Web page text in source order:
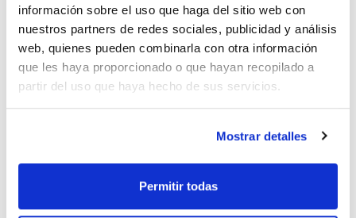
información sobre el uso que haga del sitio web con
nuestros partners de redes sociales, publicidad y análisis
web, quienes pueden combinarla con otra información
que les haya proporcionado o que hayan recopilado a
partir del uso que haya hecho de sus servicios.
Mostrar detalles
Permitir todas
Capacidad
x 1 l :: Botella de
Precio
Comprar